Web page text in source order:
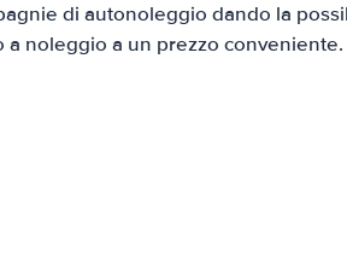
di autonoleggio dando la
noleggio a un prezzo conveniente.